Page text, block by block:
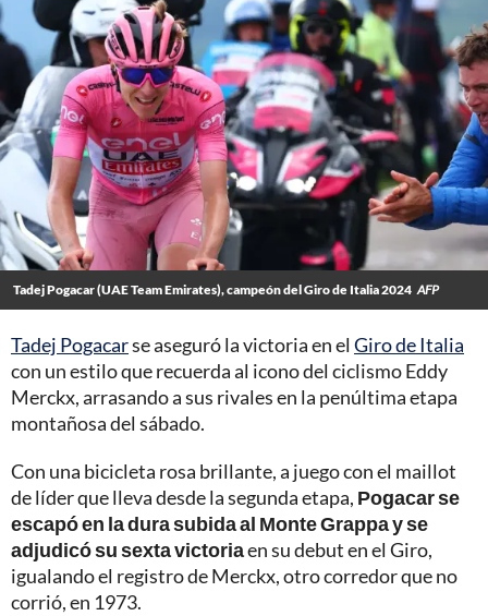
Tadej Pogacar (UAE Team Emirates), campeón del Giro de Italia 2024 AFP
Tadej Pogacarse aseguró la victoria en el Giro de Italia
con un estilo que recuerda al icono del ciclismo Eddy
Merckx, arrasando a sus rivales en la penúltima etapa
montañosa del sábado.
Con una bicicleta rosa brillante, a juego con el maillot
de líder que lleva desde la segunda etapa, Pogacar se
escapó en la dura subida al Monte Grappa y se
adjudicó su sexta victoriaen su debut en el Giro,
igualando el registro de Merckx, otro corredor que no
corrió, en 1973.